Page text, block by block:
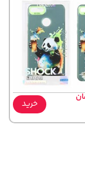
خرید